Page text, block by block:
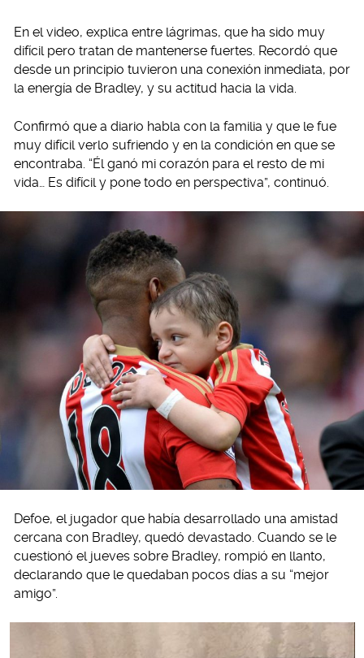
En el video, explica entre lágrimas, que ha sido muy
difícil pero tratan de mantenerse fuertes. Recordó que
desde un principio tuvieron una conexión inmediata, por
la energía de Bradley, y su actitud hacia la vida.
Confirmó que a diario habla con la familia y que le fue
muy difícil verlo sufriendo y en la condición en que se
encontraba. “Él ganó mi corazón para el resto de mi
vida… Es difícil y pone todo en perspectiva”, continuó.
Defoe, el jugador que había desarrollado una amistad
cercana con Bradley, quedó devastado. Cuando se le
cuestionó el jueves sobre Bradley, rompió en llanto,
declarando que le quedaban pocos días a su “mejor
amigo”.